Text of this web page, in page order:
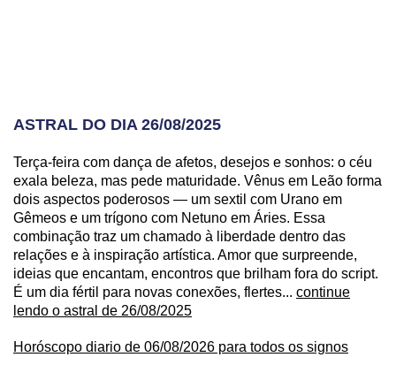
ASTRAL DO DIA 26/08/2025
Terça-feira com dança de afetos, desejos e sonhos: o céu
exala beleza, mas pede maturidade. Vênus em Leão forma
dois aspectos poderosos — um sextil com Urano em
Gêmeos e um trígono com Netuno em Áries. Essa
combinação traz um chamado à liberdade dentro das
relações e à inspiração artística. Amor que surpreende,
ideias que encantam, encontros que brilham fora do script.
É um dia fértil para novas conexões, flertes... continue
lendo o astral de 26/08/2025
Horóscopo diario de 06/08/2026 para todos os signos